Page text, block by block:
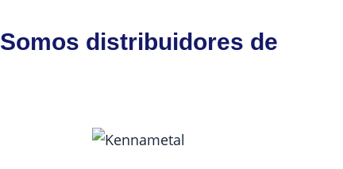
Somos distribuidores de